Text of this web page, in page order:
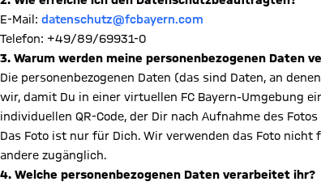
E-Mail: datenschutz@fcbayern.com
Telefon: +49/89/69931-0
3. Warum werden meine personenbezogenen Daten
Die personenbezogenen Daten (das sind Daten, an
wir, damit Du in einer virtuellen FC Bayern-Umgebung
individuellen QR-Code, der Dir nach Aufnahme des
Das Foto ist nur für Dich. Wir verwenden das Foto nicht
andere zugänglich.
4. Welche personenbezogenen Daten verarbeitet ihr?